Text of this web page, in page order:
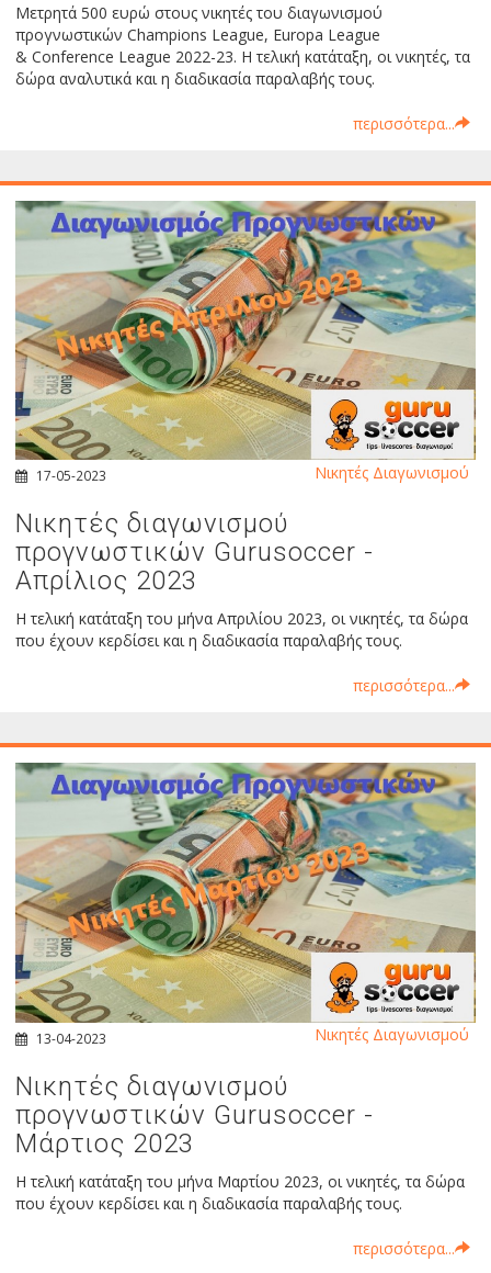
Μετρητά 500 ευρώ στους νικητές του διαγωνισμού
προγνωστικών Champions League, Europa League
& Conference League 2022-23. Η τελική κατάταξη, οι νικητές, τα
δώρα αναλυτικά και η διαδικασία παραλαβής τους.
περισσότερα...
17-05-2023
Νικητές διαγωνισμού
προγνωστικών Gurusoccer -
Απρίλιος 2023
Η τελική κατάταξη του μήνα Απριλίου 2023, οι νικητές, τα δώρα
που έχουν κερδίσει και η διαδικασία παραλαβής τους.
περισσότερα...
Νικητές Διαγωνισμού
13-04-2023
Νικητές διαγωνισμού
προγνωστικών Gurusoccer -
Μάρτιος 2023
Η τελική κατάταξη του μήνα Μαρτίου 2023, οι νικητές, τα δώρα
που έχουν κερδίσει και η διαδικασία παραλαβής τους.
περισσότερα...
Νικητές Διαγωνισμού